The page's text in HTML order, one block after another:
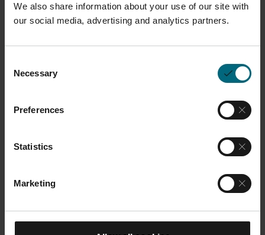
We also share information about your use of our site with
our social media, advertising and analytics partners.
Selection
Necessary
Preferences
Statistics
Marketing
À l'issue de ce
programme certifiant,
en mesure de :
Créer des fichiers de tâches de